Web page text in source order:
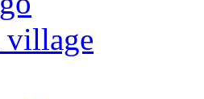
village